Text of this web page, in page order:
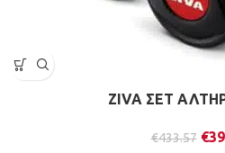
ZIVA ΣΕΤ
€433.57 €